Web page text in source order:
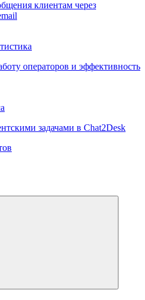
клиентам через
операторов и эффективность
задачами в Chat2Desk